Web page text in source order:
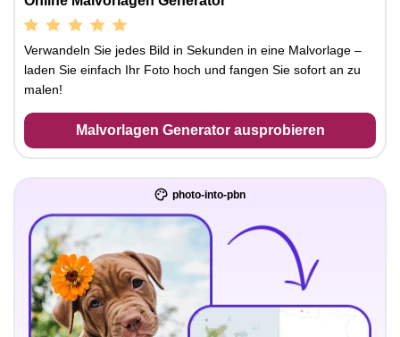
Verwandeln Sie jedes Bild in Sekunden in eine Malvorlage –
laden Sie einfach Ihr Foto hoch und fangen Sie sofort an zu
malen!
Malvorlagen Generator ausprobieren
photo-into-pbn